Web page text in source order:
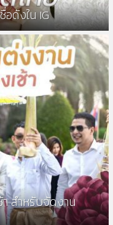
อดังใน IG
สำหรับจัดงาน